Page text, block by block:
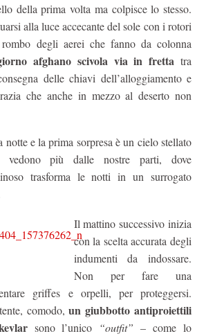
della prima volta ma colpisce lo stesso.
alla luce accecante del sole con i rotori
degli aerei che fanno da colonna
afghano scivola via in frettatra
delle chiavi dell’alloggiamento e
che anche in mezzo al deserto non
e la prima sorpresa è un cielo stellato
più dalle nostre parti, dove
trasforma le notti in un surrogato
Il mattino successivo inizia
con la scelta accurata degli
indumenti da indossare.
Non per fare una
griffes e orpelli, per proteggersi.
comodo, un giubbotto antiproiettili
sono l’unico “outfit” – come lo